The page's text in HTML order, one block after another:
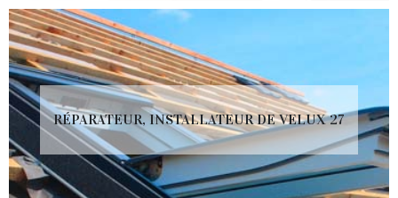
RÉPARATEUR, INSTALLATEUR DE VELUX 27